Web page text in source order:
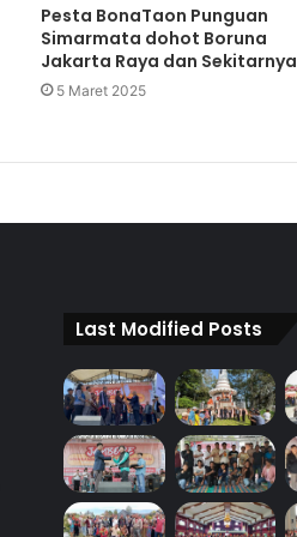
Pesta BonaTaon Punguan
Simarmata dohot Boruna
Jakarta Raya dan Sekitarnya
5 Maret 2025
Last Modified Posts